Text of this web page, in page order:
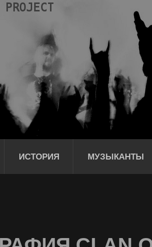
ИСТОРИЯ МУЗЫКАНТЫ